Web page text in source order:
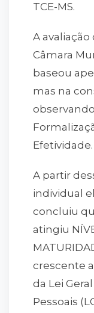
TCE-MS.
A
Câmara
baseou
mas na
Efetividade.
A partir
individual
concluiu
atingiu
crescente
da Lei
Pessoais